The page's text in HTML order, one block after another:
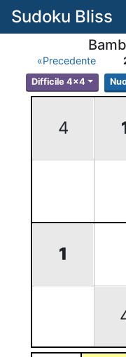
Sudoku Bliss
«Precedente
Difficile 4x4
4
1